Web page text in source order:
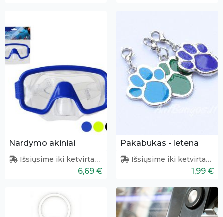
Nardymo akiniai
Išsiųsime iki ketvirtadienio
6,69 €
Pakabukas - letena
Išsiųsime iki ketvirtadienio
1,99 €